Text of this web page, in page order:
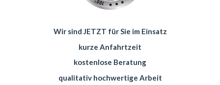
Wir sind JETZT für Sie im Einsatz
kurze Anfahrtzeit
kostenlose Beratung
qualitativ hochwertige Arbeit